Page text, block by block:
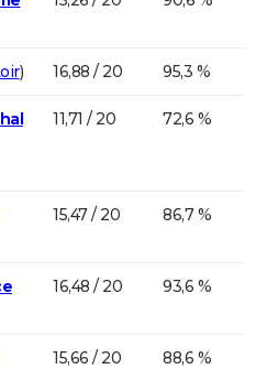
) 16,88 / 20 95,3 %
11,71 / 20 72,6 %
15,47 / 20 86,7 %
16,48 / 20 93,6 %
15,66 / 20 88,6 %